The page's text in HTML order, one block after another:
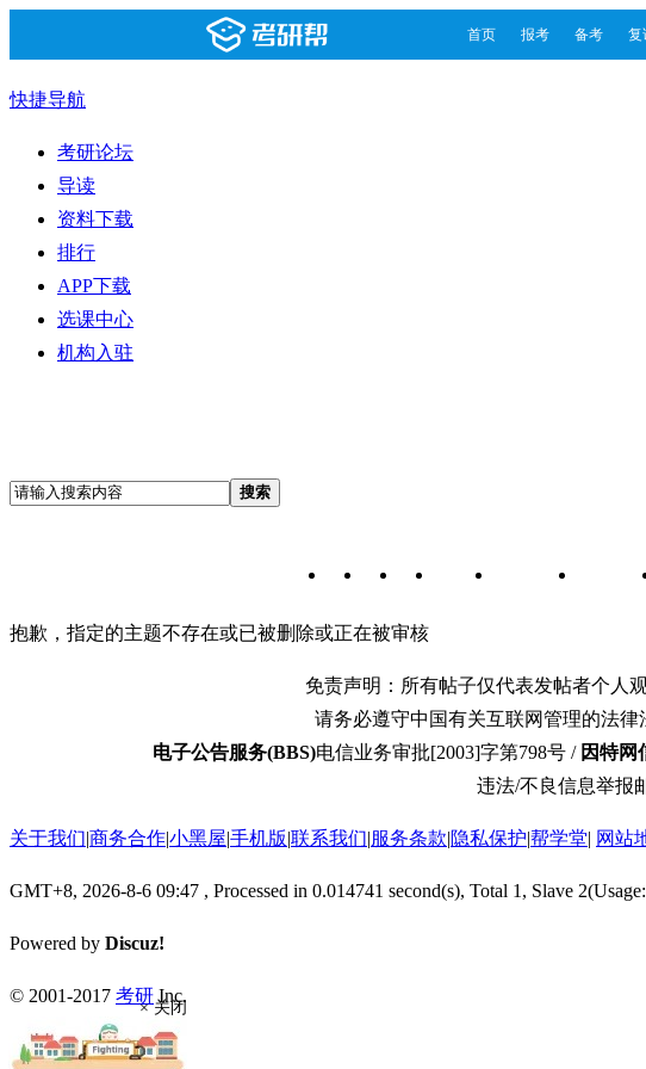
首页 报考 备考 复
快捷导航
考研论坛
导读
资料下载
排行
APP下载
选课中心
机构入驻
搜索
抱歉，指定的主题不存在或已被删除或正在被审核
免责声明：所有帖子仅代表发帖者个人
请务必遵守中国有关互联网管理的法律
电子公告服务(BBS)电信业务审批[2003]字第798号 / 因特网
违法/不良信息举报
关于我们|商务合作|小黑屋|手机版|联系我们|服务条款|隐私保护|帮学堂| 网站
GMT+8, 2026-8-6 09:47 , Processed in 0.014741 second(s), Total 1, Slave
Powered by Discuz!
© 2001-2017 考研Inc.
× 关闭